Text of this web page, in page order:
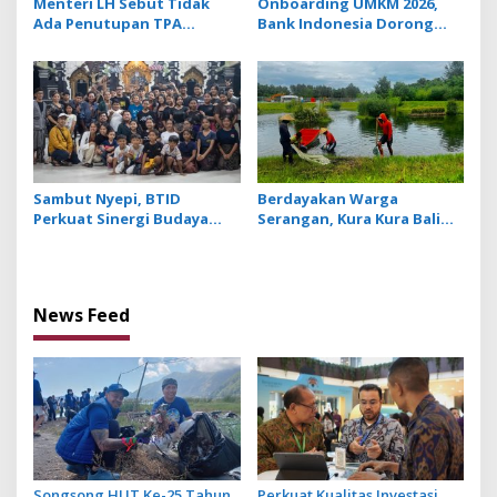
Ada Penutupan TPA
Dumping yang Disetop
Bank Indonesia Dorong
Sambut Nyepi, BTID
Perkuat Sinergi Budaya
Berdayakan Warga
Serangan, Kura Kura Bali
News Feed